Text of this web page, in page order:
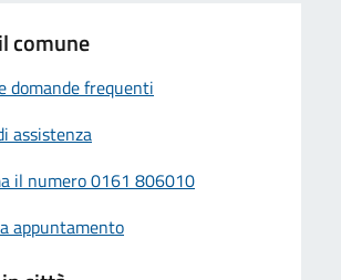
comune
domande frequenti
assistenza
il numero 0161 806010
appuntamento